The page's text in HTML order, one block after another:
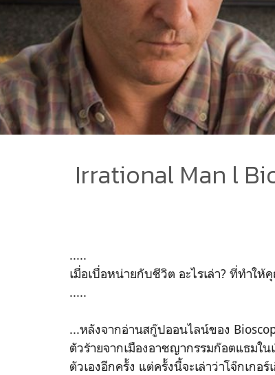
Irrational Man l
.....
เมื่อเบื่อหน่ายกับชีวิต อะไรเล่า? ที่ทำให้
.....
...หลังจากอ่านสกู๊ปออนไลน์ของ
ตัวร้ายจากเมืองอาชญากรรมก๊อตแธมใ
ตัวเองอีกครั้ง แต่ครั้งนี้จะเล่าว่าโจ๊กเกอ